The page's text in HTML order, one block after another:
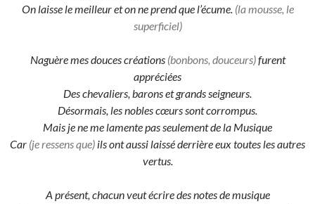
On laisse le meilleur et on ne prend que l’écume. (la mousse, le
superficiel)
Naguère mes douces créations(bonbons, douceurs)furent
appréciées
Des chevaliers, barons et grands seigneurs.
Désormais, les nobles cœurs sont corrompus.
Mais je ne me lamente pas seulement de la Musique
Car (je ressens que) ils ont aussi laissé derrière eux toutes les autres
vertus.
A présent, chacun veut écrire des notes de musique